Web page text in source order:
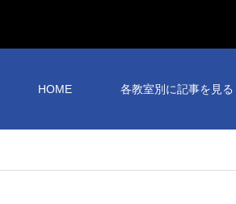
HOME 各教室別に記事を見る